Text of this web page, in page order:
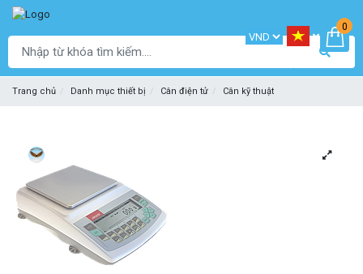
0
Trang chủ Danh mục thiết bị Cân điện tử Cân kỹ thuật